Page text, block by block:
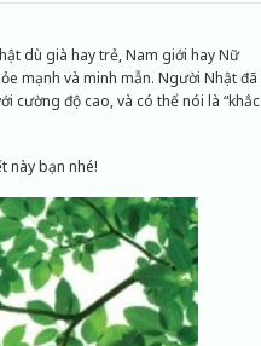
dù già hay trẻ, Nam giới hay Nữ
mạnh và minh mẫn. Người Nhật đã
cường độ cao, và có thể nói là “khắc
này bạn nhé!